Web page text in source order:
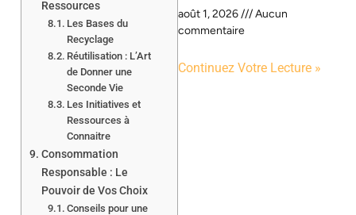
Ressources
Les Bases du
Recyclage
Réutilisation : L’Art
de Donner une
Seconde Vie
Les Initiatives et
Ressources à
Connaitre
Consommation
Responsable : Le
Pouvoir de Vos Choix
Conseils pour une
août 1, 2026
Aucun
commentaire
Continuez Votre Lecture »